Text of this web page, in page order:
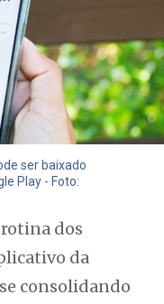
ser baixado
Play - Foto:
dos
da
consolidando